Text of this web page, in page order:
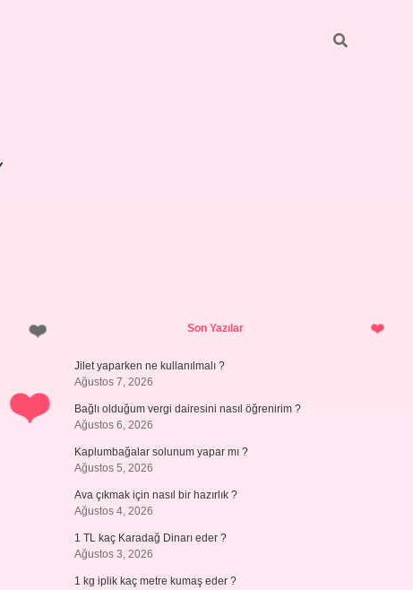
SidebarSon Yazılar
Jilet yaparken ne kullanılmalı ?
Ağustos 7, 2026
Bağlı olduğum vergi dairesini nasıl öğrenirim ?
Ağustos 6, 2026
Kaplumbağalar solunum yapar mı ?
Ağustos 5, 2026
Ava çıkmak için nasıl bir hazırlık ?
Ağustos 4, 2026
1 TL kaç Karadağ Dinarı eder ?
Ağustos 3, 2026
1 kg iplik kaç metre kumaş eder ?